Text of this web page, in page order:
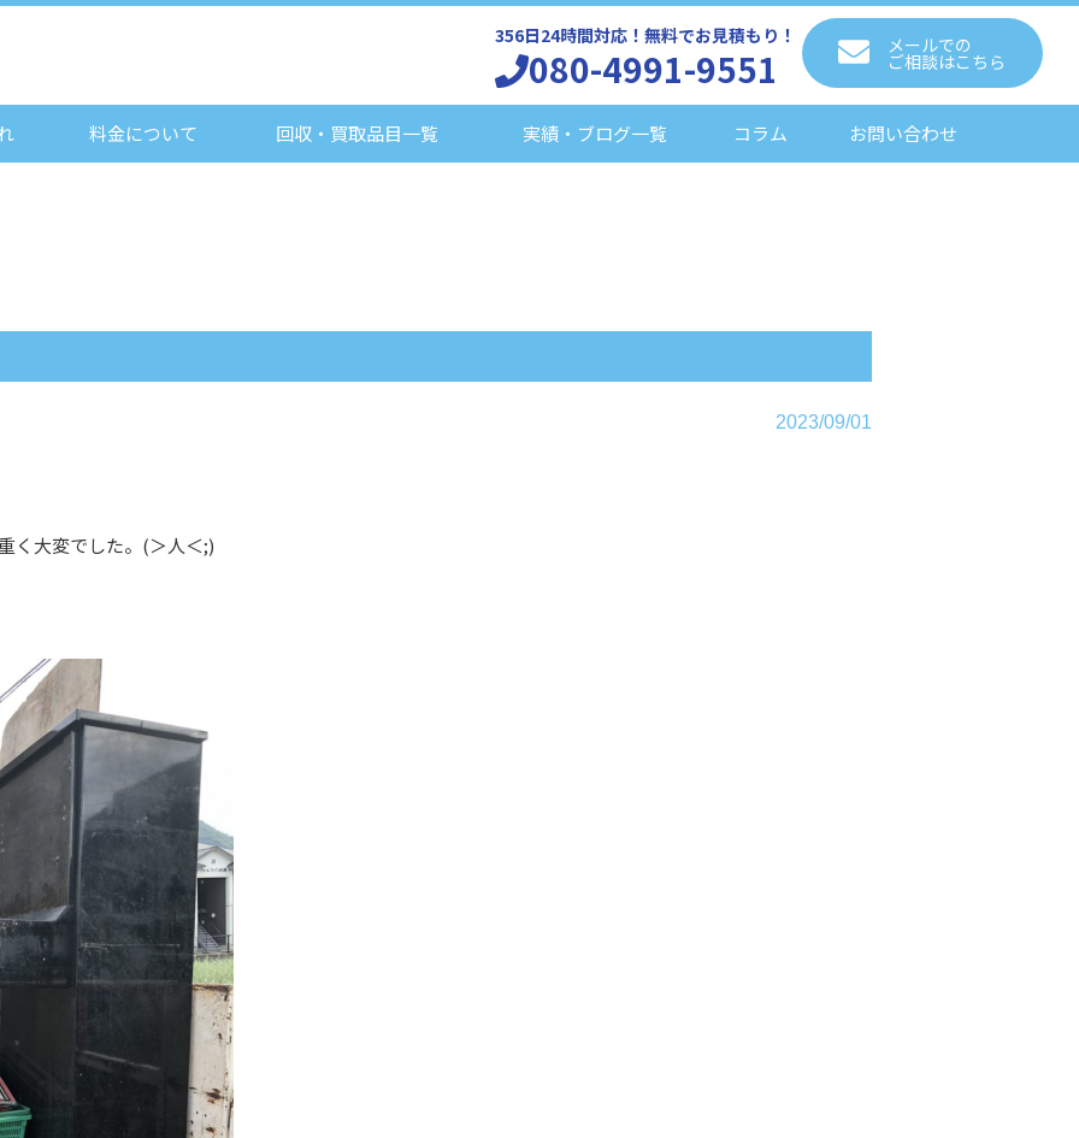
356日24時間対応！無料でお見積もり！
080-4991-9551 メールでの
ご相談はこちら
料金について 回収・買取品目一覧 実績・ブログ一覧 コラム お問い合わせ
2023/09/01
く大変でした。(＞人＜;)